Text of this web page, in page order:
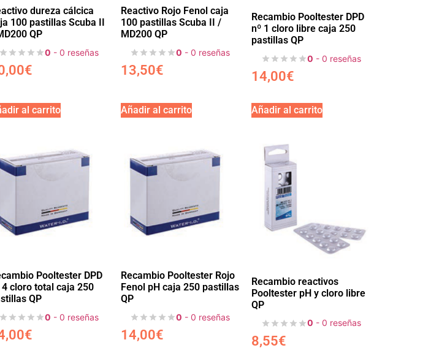
dureza cálcica
100 pastillas Scuba II
QP
0 - 0 reseñas
€
al carrito
Reactivo Rojo Fenol caja
100 pastillas Scuba II /
MD200 QP
0 - 0 reseñas
13,50€
Añadir al carrito
Recambio Pooltester DPD
nº 1 cloro libre caja 250
pastillas QP
0 - 0 reseñas
14,00€
Añadir al carrito
Pooltester DPD
4 cloro total caja 250
QP
0 - 0 reseñas
€
Recambio Pooltester Rojo
Fenol pH caja 250 pastillas
QP
0 - 0 reseñas
14,00€
Recambio reactivos
Pooltester pH y cloro libre
QP
0 - 0 reseñas
8,55€